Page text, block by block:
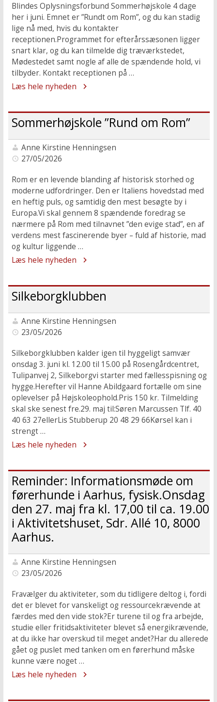
Blindes Oplysningsforbund Sommerhøjskole 4 dage
her i juni. Emnet er ”Rundt om Rom”, og du kan stadig
lige nå med, hvis du kontakter
receptionen.Programmet for efterårssæsonen ligger
snart klar, og du kan tilmelde dig træværkstedet,
Mødestedet samt nogle af alle de spændende hold, vi
tilbyder. Kontakt receptionen på …
Læs hele nyheden
Sommerhøjskole ”Rund om Rom”
Anne Kirstine Henningsen
27/05/2026
Rom er en levende blanding af historisk storhed og
moderne udfordringer. Den er Italiens hovedstad med
en heftig puls, og samtidig den mest besøgte by i
Europa.Vi skal gennem 8 spændende foredrag se
nærmere på Rom med tilnavnet ”den evige stad”, en af
verdens mest fascinerende byer – fuld af historie, mad
og kultur liggende …
Læs hele nyheden
Silkeborgklubben
Anne Kirstine Henningsen
23/05/2026
Silkeborgklubben kalder igen til hyggeligt samvær
onsdag 3. juni kl. 12.00 til 15.00 på Rosengårdcentret,
Tulipanvej 2, Silkeborgvi starter med fællesspisning og
hygge.Herefter vil Hanne Abildgaard fortælle om sine
oplevelser på Højskoleophold.Pris 150 kr. Tilmelding
skal ske senest fre.29. maj til:Søren Marcussen Tlf. 40
40 63 27ellerLis Stubberup 20 48 29 66Kørsel kan i
strengt …
Læs hele nyheden
Reminder: Informationsmøde om
førerhunde i Aarhus, fysisk.Onsdag
den 27. maj fra kl. 17,00 til ca. 19.00
i Aktivitetshuset, Sdr. Allé 10, 8000
Aarhus.
Anne Kirstine Henningsen
23/05/2026
Fravælger du aktiviteter, som du tidligere deltog i, fordi
det er blevet for vanskeligt og ressourcekrævende at
færdes med den vide stok?Er turene til og fra arbejde,
studie eller fritidsaktiviteter blevet så energikrævende,
at du ikke har overskud til meget andet?Har du allerede
gået og puslet med tanken om en førerhund måske
kunne være noget …
Læs hele nyheden